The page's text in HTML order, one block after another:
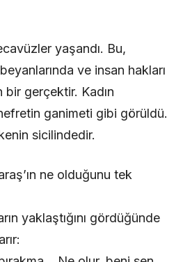
yaşandı. Bu,
ve insan hakları
bir gerçektir. Kadın
ganimeti gibi görüldü.
sicilindedir.
ne olduğunu tek
yaklaştığını gördüğünde